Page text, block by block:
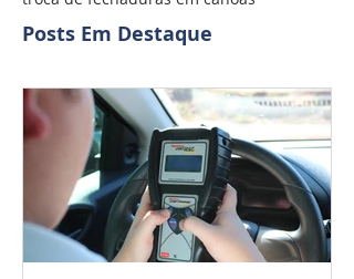
Posts Em Destaque